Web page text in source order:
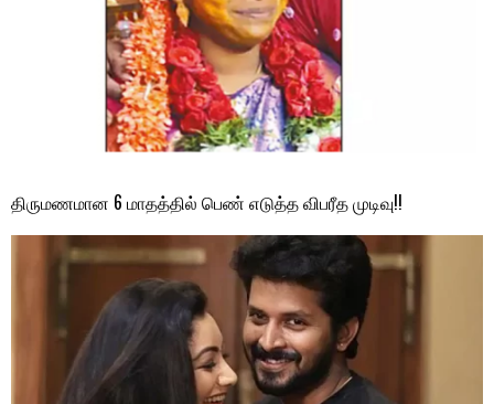
திருமணமான 6 மாதத்தில் பெண் எடுத்த விபரீத முடிவு!!